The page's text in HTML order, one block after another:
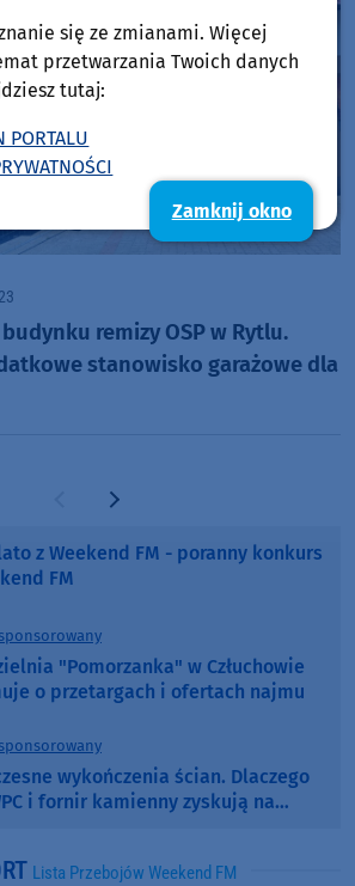
remizy OSP w Rytlu.
stanowisko garażowe dla
Poprzednia strona
Następna strona
z Weekend FM - poranny konkurs
FM
"Pomorzanka" w Człuchowie
o przetargach i ofertach najmu
wykończenia ścian. Dlaczego
i fornir kamienny zyskują na
Lista Przebojów Weekend FM
się ze zmianami. Więcej
przetwarzania Twoich danych
tutaj:
PORTALU
Zamknij okno